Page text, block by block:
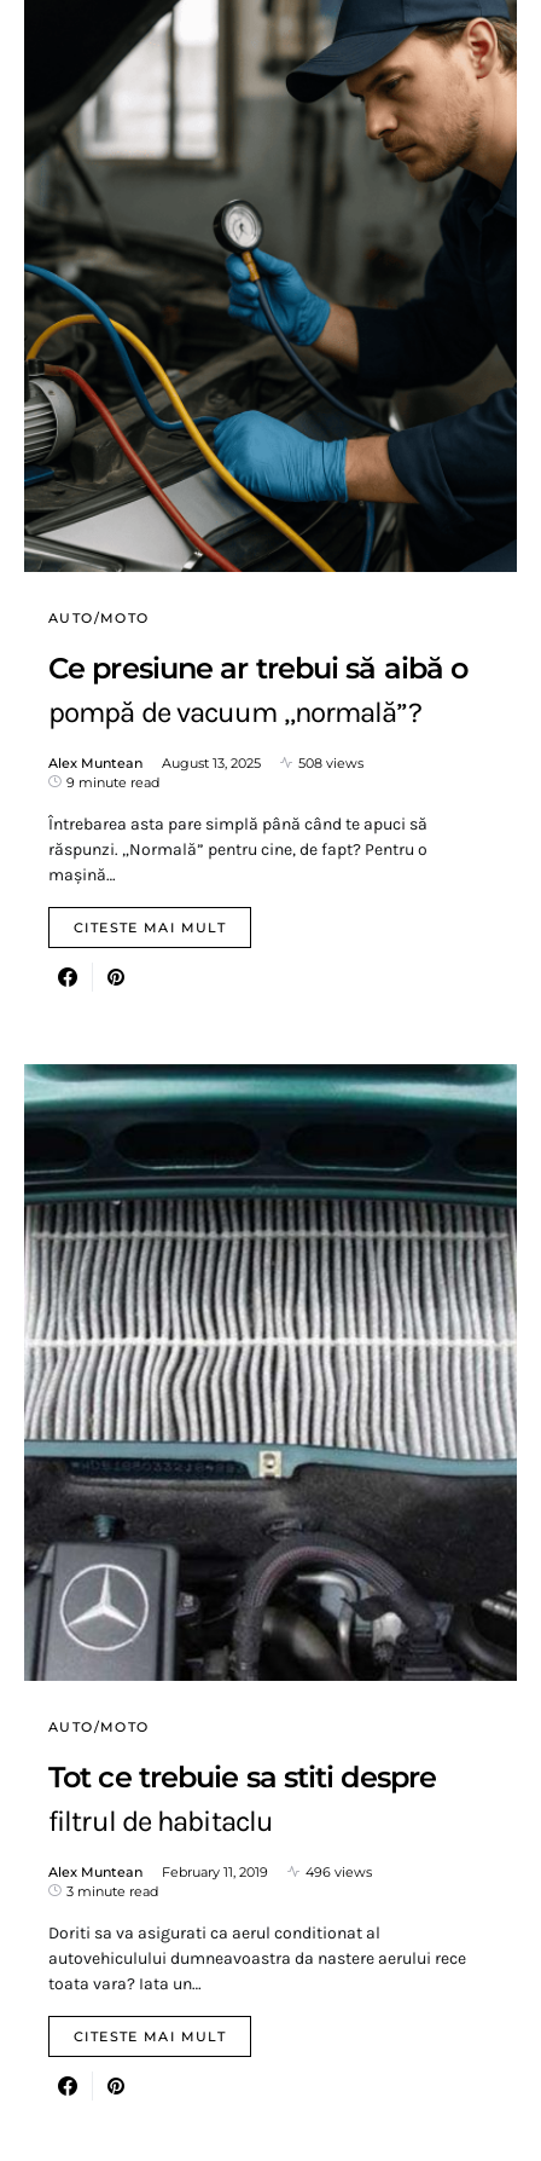
AUTO/MOTO
Ce presiune ar trebui să aibă o
pompă de vacuum „normală”?
Alex Muntean August 13, 2025
508 views
9 minute read
Întrebarea asta pare simplă până când te apuci să
răspunzi. „Normală” pentru cine, de fapt? Pentru o
mașină…
CITESTE MAI MULT
AUTO/MOTO
Tot ce trebuie sa stiti despre
filtrul de habitaclu
Alex Muntean February 11, 2019
496 views
3 minute read
Doriti sa va asigurati ca aerul conditionat al
autovehiculului dumneavoastra da nastere aerului rece
toata vara? Iata un…
CITESTE MAI MULT